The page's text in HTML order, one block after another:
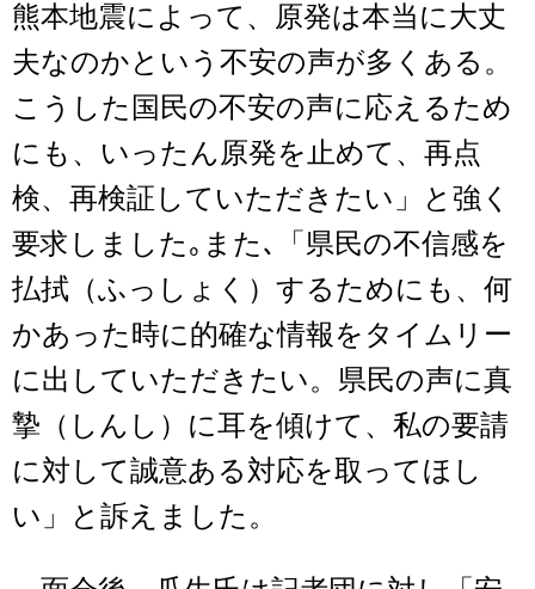
熊本地震によって、原発は本当に大丈
夫なのかという不安の声が多くある。
こうした国民の不安の声に応えるため
にも、いったん原発を止めて、再点
検、再検証していただきたい」と強く
要求しました｡また､「県民の不信感を
払拭（ふっしょく）するためにも、何
かあった時に的確な情報をタイムリー
に出していただきたい。県民の声に真
摯（しんし）に耳を傾けて、私の要請
に対して誠意ある対応を取ってほし
い」と訴えました。